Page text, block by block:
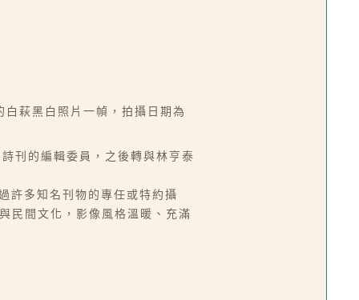
萩黑白照片一幀，拍攝日期為
刊的編輯委員，之後轉與林亨泰
許多知名刊物的專任或特約攝
民間文化，影像風格溫暖、充滿